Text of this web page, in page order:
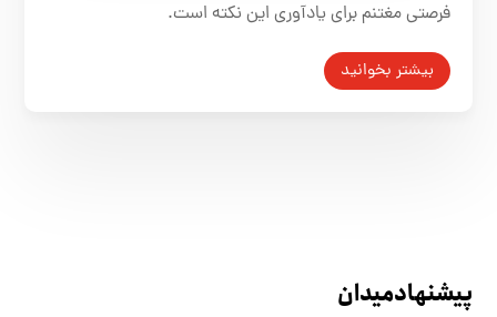
فرصتی مغتنم برای یادآوری این نکته است.
بیشتر بخوانید
پیشنهاد میدان